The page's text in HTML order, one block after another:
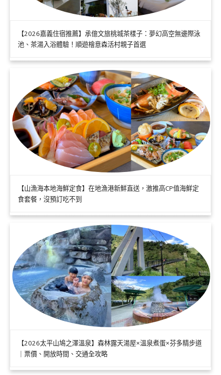
【2026嘉義住宿推薦】承億文旅桃城茶樣子：夢幻高空無邊際泳
池、茶湯入浴體驗！順遊檜意森活村親子首選
【山漁海本地海鮮定食】在地漁港新鮮直送，激推高CP值海鮮定
食套餐，沒預訂吃不到
【2026太平山鳩之澤溫泉】森林露天湯屋×溫泉煮蛋×芬多精步道
｜票價、開放時間、交通全攻略